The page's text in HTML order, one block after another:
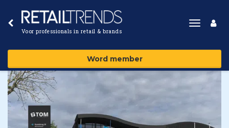
Voor professionals in retail & brands
Toggle
Word member